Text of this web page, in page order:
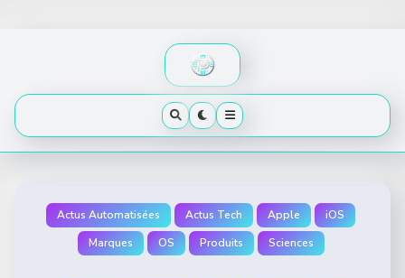
Actus Automatisées Actus Tech Apple
iOS
Marques
OS Produits Sciences